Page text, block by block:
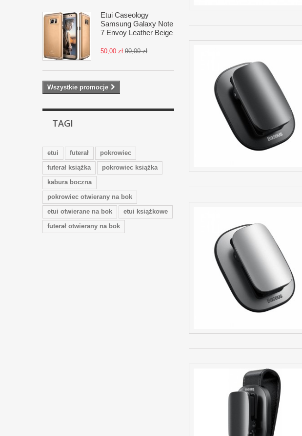
Etui Caseology
Samsung Galaxy Note
7 Envoy Leather Beige
50,00 zł 90,00 zł
Wszystkie promocje
TAGI
etui futerał
pokrowiec
futerał książka
pokrowiec książka
kabura boczna
pokrowiec otwierany na bok
etui otwierane na bok
etui książkowe
futerał otwierany na bok